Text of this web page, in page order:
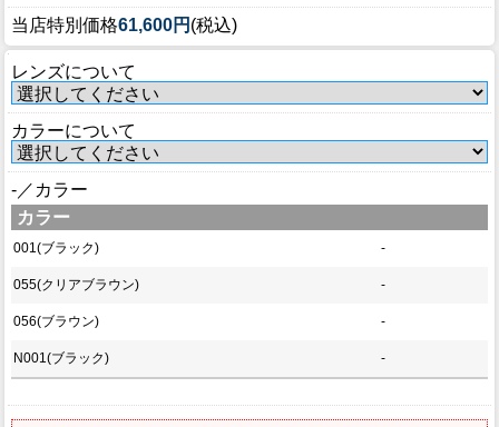
COMPANY
インフォメーション
INFORMATION
当店特別価格61,600円 (税込)
レンズについて
カラーについて
-／カラー
カラー
001(ブラック) -
055(クリアブラウン) -
056(ブラウン) -
N001(ブラック) -